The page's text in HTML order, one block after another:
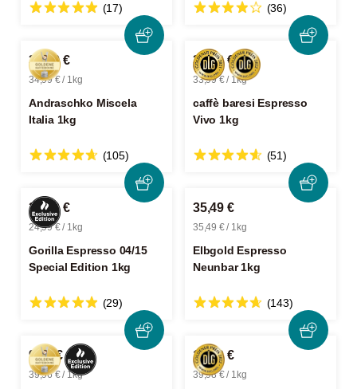
(17) (36)
34,99 €
34,99 € / 1kg
Andraschko Miscela
Italia 1kg
(105)
33,99 €
33,99 € / 1kg
caffè baresi Espresso
Vivo 1kg
(51)
24,99 €
24,99 € / 1kg
Gorilla Espresso 04/15
Special Edition 1kg
(29)
35,49 €
35,49 € / 1kg
Elbgold Espresso
Neunbar 1kg
(143)
9,99 €
39,96 € / 1kg
19,99 €
39,98 € / 1kg